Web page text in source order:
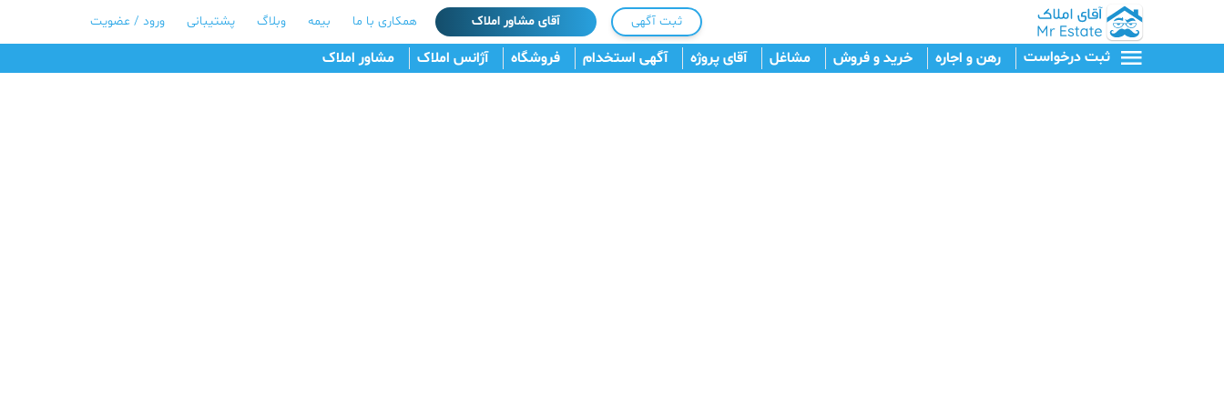
ثبت آگهی آقای مشاور املاک همکاری با ما بیمه وبلاگ پشتیبانی ورود / عضویت
ثبت درخواست رهن و اجاره خرید و فروش مشاغل آقای پروژه آگهی استخدام فروشگاه آژانس املاک مشاور املاک